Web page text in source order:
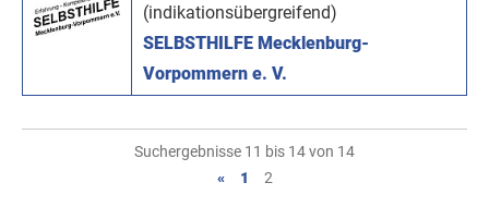
(indikationsübergreifend)
SELBSTHILFE Mecklenburg-
Vorpommern e. V.
Suchergebnisse 11 bis 14 von 14
«
1 2